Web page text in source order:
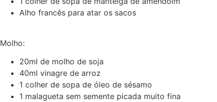
Alho francês para atar os sacos
Molho:
20ml de molho de soja
40ml vinagre de arroz
1 colher de sopa de óleo de sésamo
1 malagueta sem semente picada muito fina